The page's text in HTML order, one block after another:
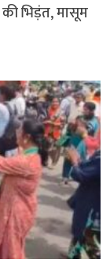
की भिड़ंत, मासूम